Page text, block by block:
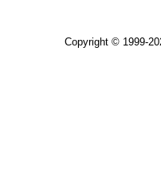
Copyright © 1999-